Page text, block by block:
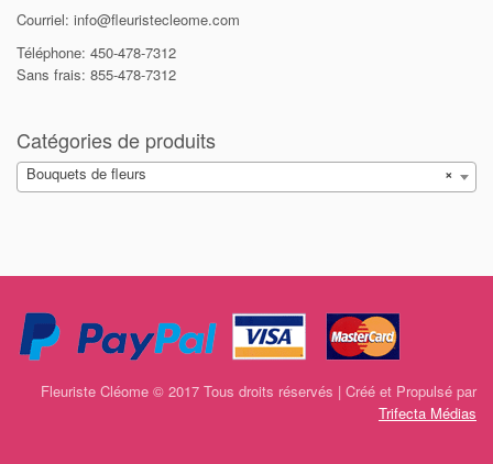
Courriel: info@fleuristecleome.com
Téléphone: 450-478-7312
Sans frais: 855-478-7312
Catégories de produits
×
Bouquets de fleurs
Fleuriste Cléome © 2017 Tous droits réservés | Créé et Propulsé par
Trifecta Médias